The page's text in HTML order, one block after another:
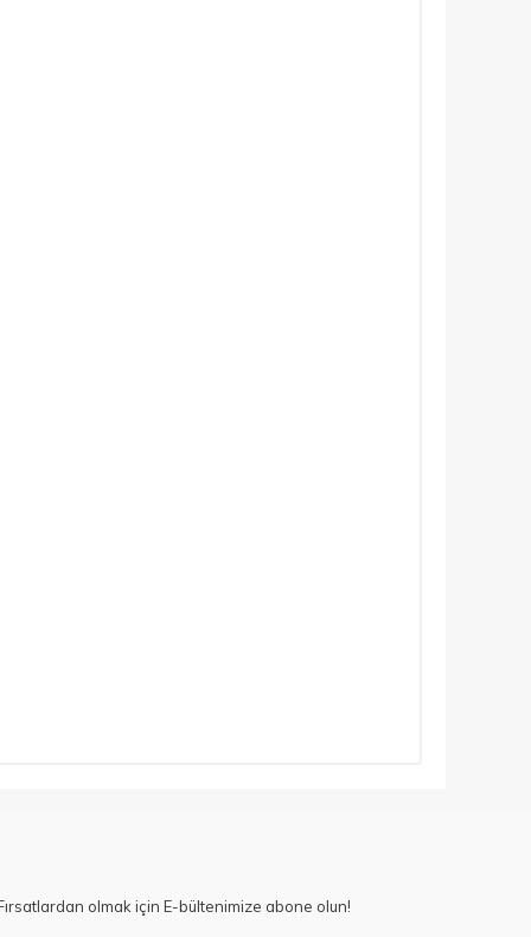
olmak için E-bültenimize abone olun!